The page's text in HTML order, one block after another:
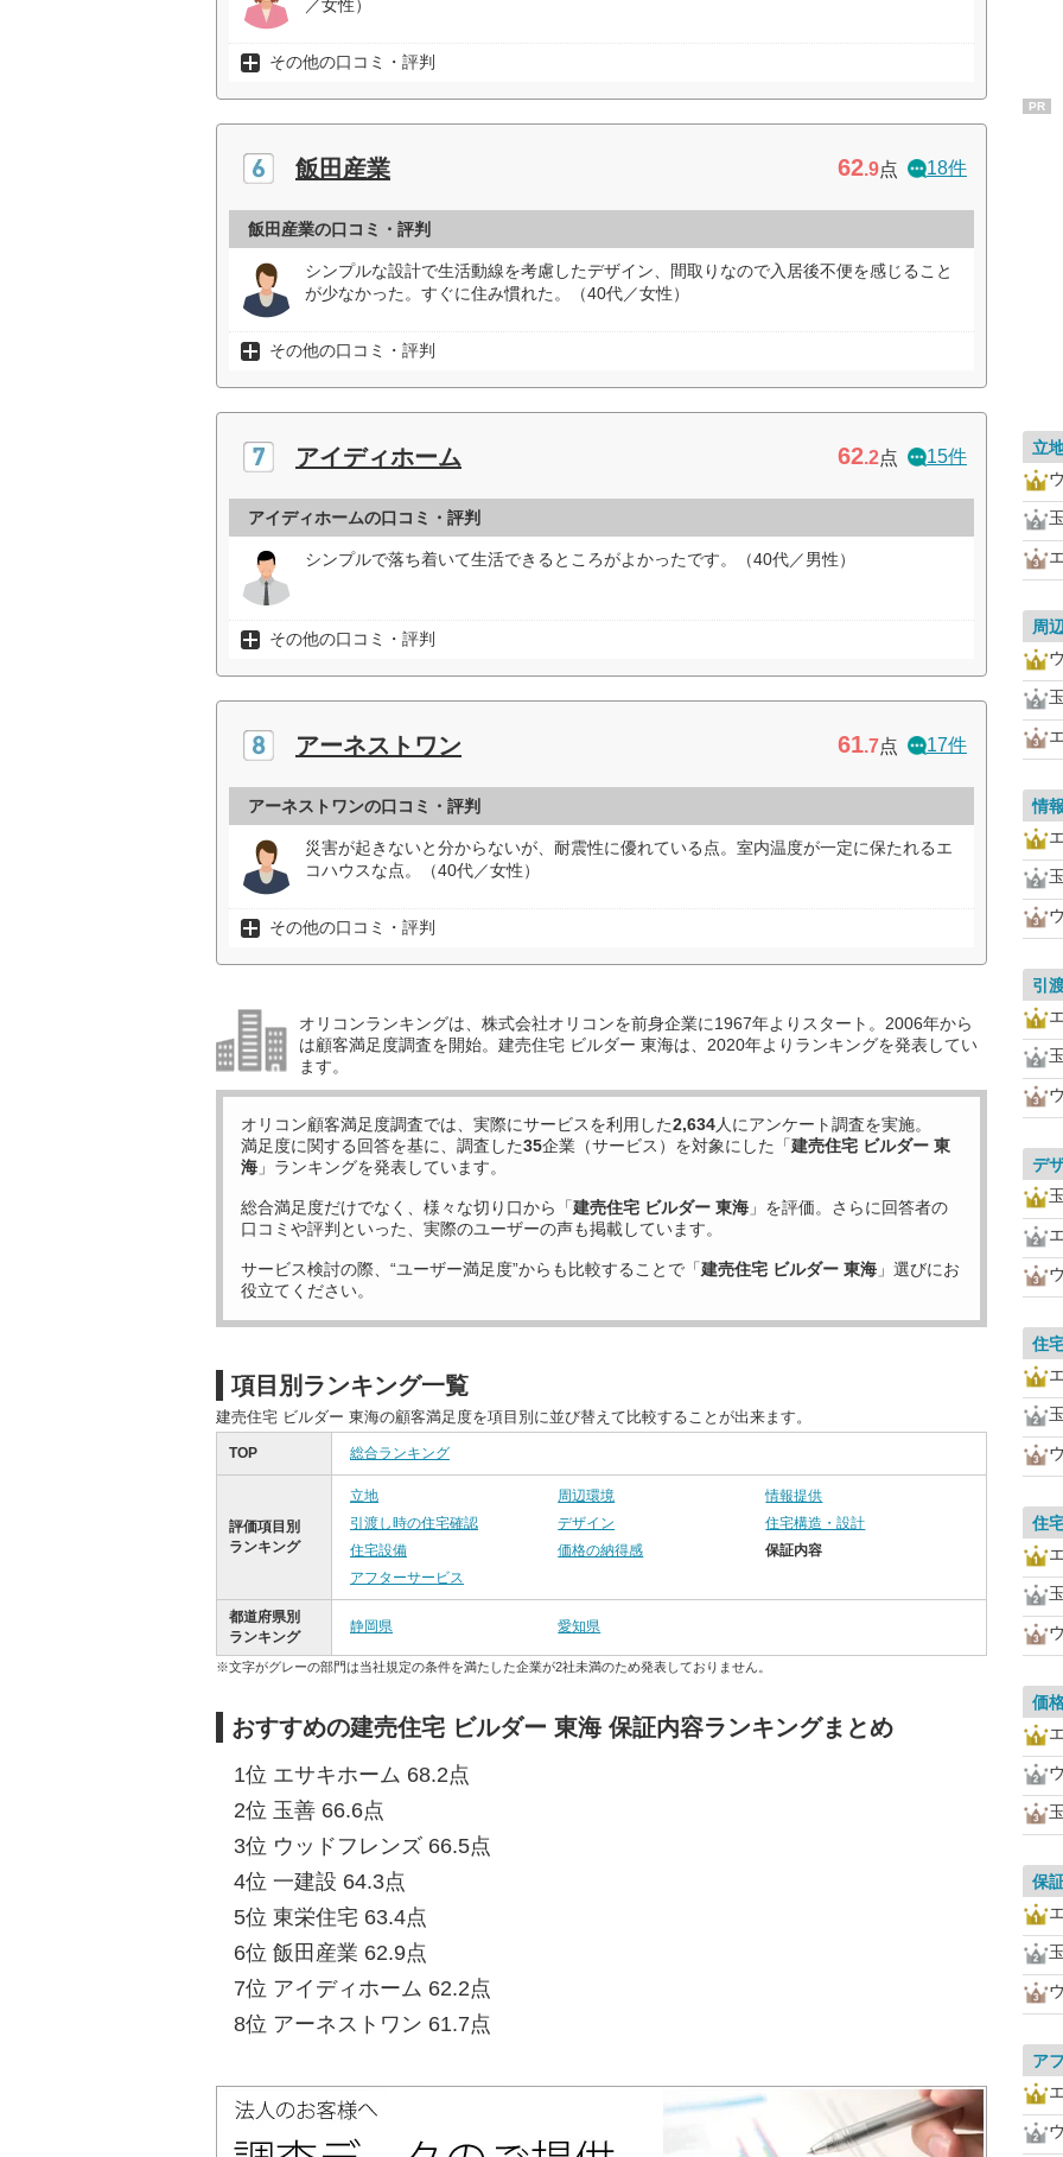
／女性）
その他の口コミ・評判
飯田産業 62.9点 18件
飯田産業の口コミ・評判
シンプルな設計で生活動線を考慮したデザイン、間取りなので入居後不便を感じること
が少なかった。すぐに住み慣れた。（40代／女性）
その他の口コミ・評判
アイディホーム 62.2点 15件
アイディホームの口コミ・評判
シンプルで落ち着いて生活できるところがよかったです。（40代／男性）
その他の口コミ・評判
アーネストワン 61.7点 17件
アーネストワンの口コミ・評判
災害が起きないと分からないが、耐震性に優れている点。室内温度が一定に保たれるエ
コハウスな点。（40代／女性）
その他の口コミ・評判
オリコンランキングは、株式会社オリコンを前身企業に1967年よりスタート。2006年から
は顧客満足度調査を開始。建売住宅 ビルダー 東海は、2020年よりランキングを発表してい
ます。
オリコン顧客満足度調査では、実際にサービスを利用した2,634人にアンケート調査を実施。
満足度に関する回答を基に、調査した35企業（サービス）を対象にした「建売住宅 ビルダー 東
海 」ランキングを発表しています。
総合満足度だけでなく、様々な切り口から「建売住宅 ビルダー 東海 」を評価。さらに回答者の
口コミや評判といった、実際のユーザーの声も掲載しています。
サービス検討の際、“ユーザー満足度”からも比較することで「建売住宅 ビルダー 東海 」選びにお
役立てください。
項目別ランキング一覧
建売住宅 ビルダー 東海の顧客満足度を項目別に並び替えて比較することが出来ます。
TOP 総合ランキング
評価項目別
ランキング
立地 周辺環境
情報提供
引渡し時の住宅確認
デザイン
住宅構造・設計
住宅設備
価格の納得感
保証内容
アフターサービス
都道府県別
ランキング
静岡県 愛知県
※文字がグレーの部門は当社規定の条件を満たした企業が2社未満のため発表しておりません。
おすすめの建売住宅 ビルダー 東海 保証内容ランキングまとめ
1位 エサキホーム 68.2点
2位 玉善 66.6点
3位 ウッドフレンズ 66.5点
4位 一建設 64.3点
5位 東栄住宅 63.4点
6位 飯田産業 62.9点
7位 アイディホーム 62.2点
8位 アーネストワン 61.7点
PR
立
周
情
引
デ
住
住
価
保
ア